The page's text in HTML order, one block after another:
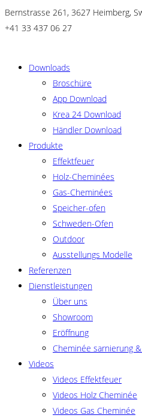
Bernstrasse 261, 3627 Heimberg,
+41 33 437 06 27
Downloads
Broschüre
App Download
Krea 24 Download
Händler Download
Produkte
Effektfeuer
Holz-Cheminées
Gas-Cheminées
Speicher-ofen
Schweden-Ofen
Outdoor
Ausstellungs Modelle
Referenzen
Dienstleistungen
Über uns
Showroom
Eröffnung
Cheminée sarnierung
Videos
Videos Effektfeuer
Videos Holz Cheminée
Videos Gas Cheminée